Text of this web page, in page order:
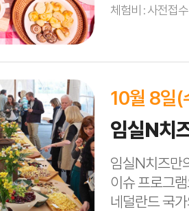
, 그리고 모든 윤택한 삶의 염원을 담
체험비 : 사전접
)13시, 9일(목)~11일(토) 15시
수 5,000원 / 현장접수 7,000원
을 소재로 도시민이 간단하게 체험
10월 8일
임실N치
임실N치즈만
이슈 프로그
네덜란드 국